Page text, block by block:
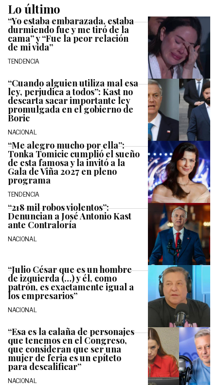
Lo último
“Yo estaba embarazada, estaba
durmiendo fue y me tiró de la
cama” y “Fue la peor relación
de mi vida”
TENDENCIA
“Cuando alguien utiliza mal esa
ley, perjudica a todos”: Kast no
descarta sacar importante ley
promulgada en el gobierno de
Boric
NACIONAL
“Me alegro mucho por ella”:
Tonka Tomicic cumplió el sueño
de esta famosa y la invitó a la
Gala de Viña 2027 en pleno
programa
TENDENCIA
“218 mil robos violentos”:
Denuncian a José Antonio Kast
ante Contraloría
NACIONAL
“Julio César que es un hombre
de izquierda (…) y él, como
patrón, es exactamente igual a
los empresarios”
NACIONAL
“Esa es la calaña de personajes
que tenemos en el Congreso,
que consideran que ser una
mujer de feria es un epíteto
para descalificar”
NACIONAL